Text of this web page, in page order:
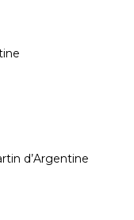
d’Argentine